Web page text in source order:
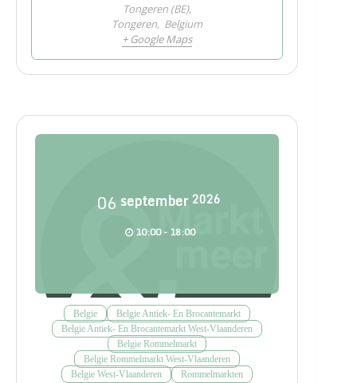
Tongeren (BE),
Tongeren, Belgium
+ Google Maps
06 september 2026
10:00 - 18:00
Belgie
Belgie Antiek- En Brocantemarkt
Belgie Antiek- En Brocantemarkt West-Vlaanderen
Belgie Rommelmarkt
Belgie Rommelmarkt West-Vlaanderen
Belgie West-Vlaanderen
Rommelmarkten